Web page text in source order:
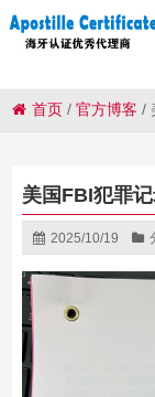
首页 /官方博客 /
美国FBI犯罪
2025/10/19